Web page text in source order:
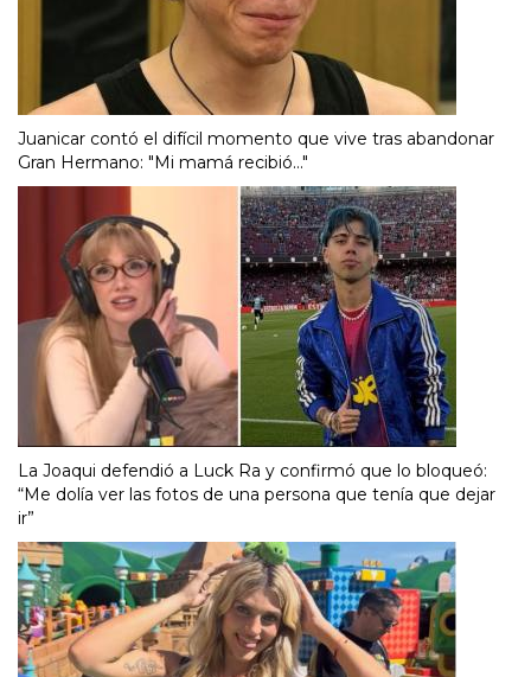
Juanicar contó el difícil momento que vive tras abandonar
Gran Hermano: "Mi mamá recibió..."
La Joaqui defendió a Luck Ra y confirmó que lo bloqueó:
“Me dolía ver las fotos de una persona que tenía que dejar
ir”